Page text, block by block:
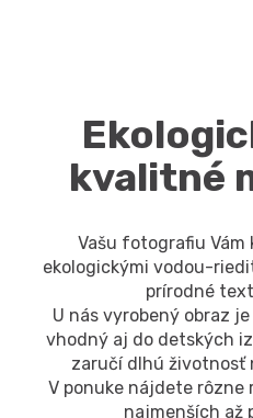
kvalitné
Vašu fotografiu
ekologickými vodou-
prírodné
U nás vyrobený obraz
vhodný aj do detských
zaručí dlhú životnosť
V ponuke nájdete rôzne
najmenších až